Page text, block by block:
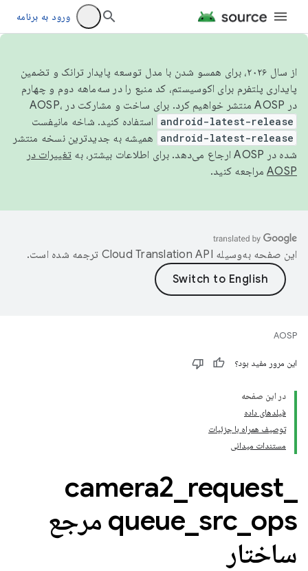
ورود به برنامه
از سال ۲۰۲۶، برای همسو شدن با مدل توسعه پایدار ترانک و تضمین
پایداری پلتفرم برای اکوسیستم، کد منبع را در سه‌ماهه دوم و چهارم
در AOSP منتشر خواهیم کرد. برای ساخت و مشارکت در AOSP،
android-latest-release استفاده کنید. شاخه مانیفست
android-latest-release
همیشه به جدیدترین نسخه منتشر
شده در AOSP ارجاع می‌دهد. برای اطلاعات بیشتر، به
تغییرات در
AOSP مراجعه کنید.
این صفحه به‌وسیله ترجمه شده است.
AOSP
این مرور مفید بود؟
در این صفحه
فیلدهای داده
توصیف همراه با جزئیات
مستندات میدانی
camera2 request
queue src
ops مرجع
ساختار